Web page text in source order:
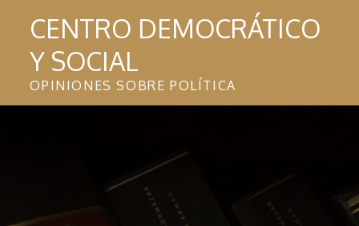
content
CENTRO DEMOCRÁTICO
Y SOCIAL
OPINIONES SOBRE POLÍTICA